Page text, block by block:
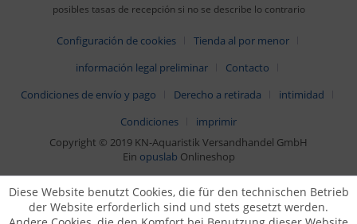
posibles tasas de recepción si no se describe lo contrario
Configuración de cookies
Tienda al por menor
información legal preliminar
Contacto
Condiciones de envío y pago
Derecho a retirada
intimidad
Condiciones
imprimir
Copyright © 2019 KN-Aquaristik Versandhandel GmbH
Ein opuslab Onlineshop
Diese Website benutzt Cookies, die für den technischen Betrieb
der Website erforderlich sind und stets gesetzt werden.